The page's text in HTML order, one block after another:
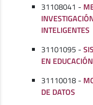
31108041 -
INTELIGENTES
31101095 -
EN EDUCACIÓN
31110018 -
DE DATOS